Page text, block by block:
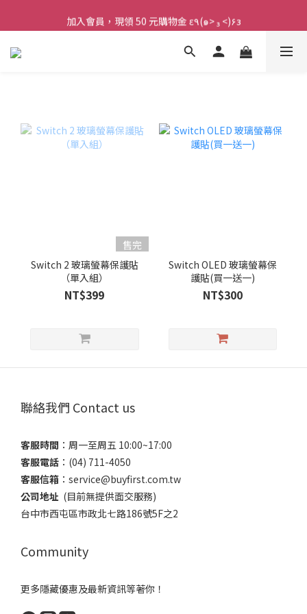
加入會員，現領 50 元購物金 ε٩(๑> ₃ <)۶з
加入會員，現領 50 元購物金 ε٩(๑> ₃ <)۶з
售完
Switch 2 玻璃螢幕保護貼
（單入組）
NT$399
Switch OLED 玻璃螢幕保
護貼(買一送一)
NT$300
聯絡我們 Contact us
客服時間 ：​周一至周五 10:00~17:00
客服電話 ​：(04) 711-4050
客服信箱 ：​service@buyfirst.com.tw
公司地址 (目前無提供面交服務) ​
台中市西屯區市政北七路186號5F之2
Community
更多隱藏優惠及最新資訊等著你！